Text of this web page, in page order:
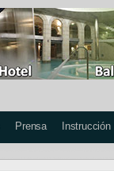
Prensa Instrucción